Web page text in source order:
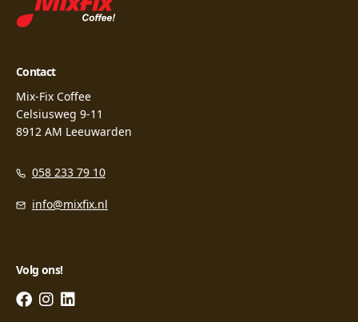
Contact
Mix-Fix Coffee
Celsiusweg 9-11
8912 AM Leeuwarden
058 233 79 10
info@mixfix.nl
Volg ons!